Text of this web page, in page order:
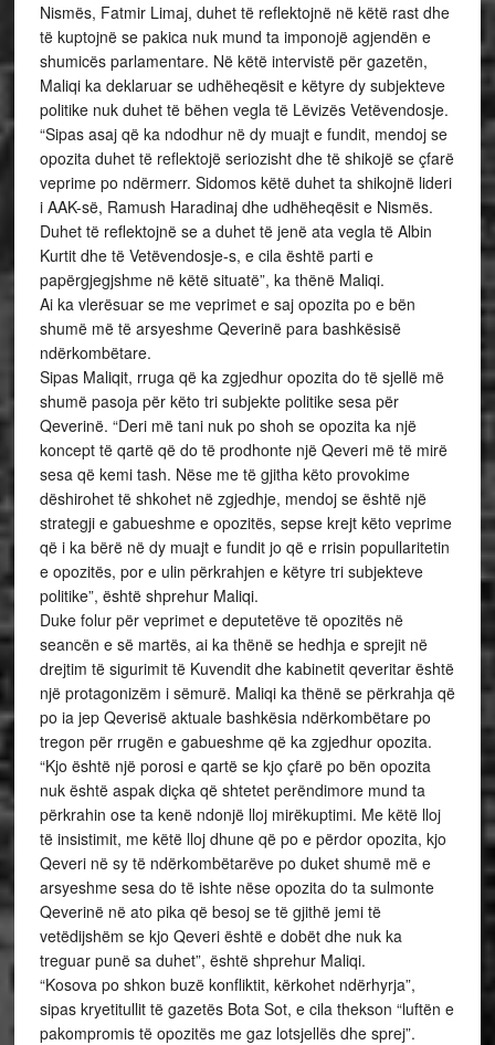
Nismës, Fatmir Limaj, duhet të reflektojnë në këtë rast dhe
të kuptojnë se pakica nuk mund ta imponojë agjendën e
shumicës parlamentare. Në këtë intervistë për gazetën,
Maliqi ka deklaruar se udhëheqësit e këtyre dy subjekteve
politike nuk duhet të bëhen vegla të Lëvizës Vetëvendosje.
“Sipas asaj që ka ndodhur në dy muajt e fundit, mendoj se
opozita duhet të reflektojë seriozisht dhe të shikojë se çfarë
veprime po ndërmerr. Sidomos këtë duhet ta shikojnë lideri
i AAK-së, Ramush Haradinaj dhe udhëheqësit e Nismës.
Duhet të reflektojnë se a duhet të jenë ata vegla të Albin
Kurtit dhe të Vetëvendosje-s, e cila është parti e
papërgjegjshme në këtë situatë”, ka thënë Maliqi.
Ai ka vlerësuar se me veprimet e saj opozita po e bën
shumë më të arsyeshme Qeverinë para bashkësisë
ndërkombëtare.
Sipas Maliqit, rruga që ka zgjedhur opozita do të sjellë më
shumë pasoja për këto tri subjekte politike sesa për
Qeverinë. “Deri më tani nuk po shoh se opozita ka një
koncept të qartë që do të prodhonte një Qeveri më të mirë
sesa që kemi tash. Nëse me të gjitha këto provokime
dëshirohet të shkohet në zgjedhje, mendoj se është një
strategji e gabueshme e opozitës, sepse krejt këto veprime
që i ka bërë në dy muajt e fundit jo që e rrisin popullaritetin
e opozitës, por e ulin përkrahjen e këtyre tri subjekteve
politike”, është shprehur Maliqi.
Duke folur për veprimet e deputetëve të opozitës në
seancën e së martës, ai ka thënë se hedhja e sprejit në
drejtim të sigurimit të Kuvendit dhe kabinetit qeveritar është
një protagonizëm i sëmurë. Maliqi ka thënë se përkrahja që
po ia jep Qeverisë aktuale bashkësia ndërkombëtare po
tregon për rrugën e gabueshme që ka zgjedhur opozita.
“Kjo është një porosi e qartë se kjo çfarë po bën opozita
nuk është aspak diçka që shtetet perëndimore mund ta
përkrahin ose ta kenë ndonjë lloj mirëkuptimi. Me këtë lloj
të insistimit, me këtë lloj dhune që po e përdor opozita, kjo
Qeveri në sy të ndërkombëtarëve po duket shumë më e
arsyeshme sesa do të ishte nëse opozita do ta sulmonte
Qeverinë në ato pika që besoj se të gjithë jemi të
vetëdijshëm se kjo Qeveri është e dobët dhe nuk ka
treguar punë sa duhet”, është shprehur Maliqi.
“Kosova po shkon buzë konfliktit, kërkohet ndërhyrja”,
sipas kryetitullit të gazetës Bota Sot, e cila thekson “luftën e
pakompromis të opozitës me gaz lotsjellës dhe sprej”.